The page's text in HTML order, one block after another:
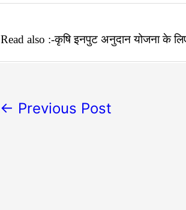
Read also :-कृषि इनपुट अनुदान योजना के
← Previous Post